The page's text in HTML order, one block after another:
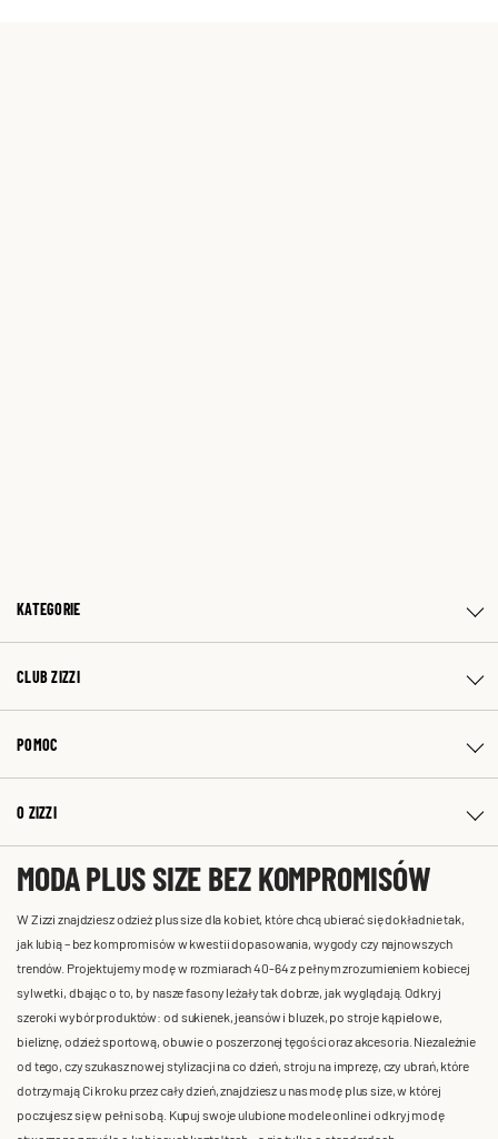
KATEGORIE
CLUB ZIZZI
POMOC
O ZIZZI
MODA PLUS SIZE BEZ KOMPROMISÓW
W Zizzi znajdziesz odzież plus size dla kobiet, które chcą ubierać się dokładnie tak,
jak lubią – bez kompromisów w kwestii dopasowania, wygody czy najnowszych
trendów. Projektujemy modę w rozmiarach 40-64 z pełnym zrozumieniem kobiecej
sylwetki, dbając o to, by nasze fasony leżały tak dobrze, jak wyglądają. Odkryj
szeroki wybór produktów: od sukienek, jeansów i bluzek, po stroje kąpielowe,
bieliznę, odzież sportową, obuwie o poszerzonej tęgości oraz akcesoria. Niezależnie
od tego, czy szukasz nowej stylizacji na co dzień, stroju na imprezę, czy ubrań, które
dotrzymają Ci kroku przez cały dzień, znajdziesz u nas modę plus size, w której
poczujesz się w pełni sobą. Kupuj swoje ulubione modele online i odkryj modę